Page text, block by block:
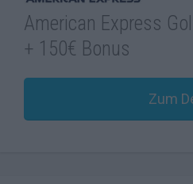
American Express
+ 150€ Bonus
Zum